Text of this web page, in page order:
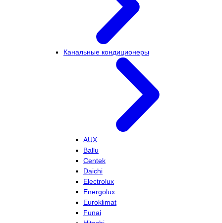
Канальные кондиционеры
AUX
Ballu
Centek
Daichi
Electrolux
Energolux
Euroklimat
Funai